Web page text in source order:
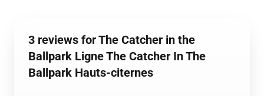
3 reviews for The Catcher in the
Ballpark Ligne The Catcher In The
Ballpark Hauts-citernes